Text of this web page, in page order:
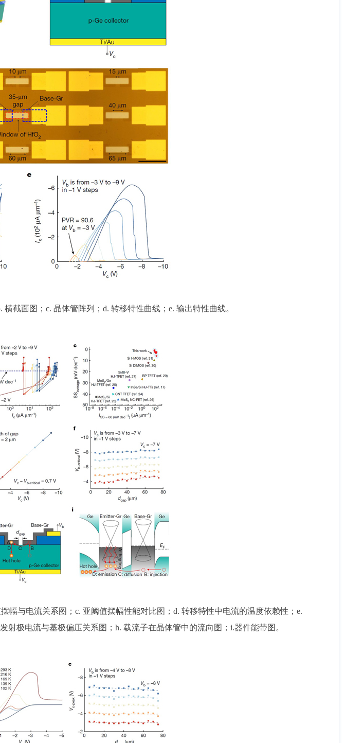
截面图；c. 晶体管阵列；d. 转移特性曲线；e. 输出特性曲线。
幅与电流关系图；c. 亚阈值摆幅性能对比图；d. 转移特性中电流的温度依赖性；e.
极电流与基极偏压关系图；h. 载流子在晶体管中的流向图；i.器件能带图。